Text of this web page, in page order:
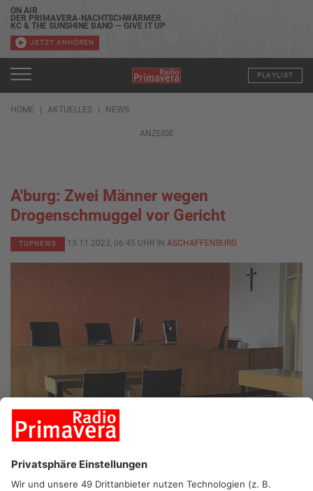
ON AIR
DER PRIMAVERA-NACHTSCHWÄRMER
KC & THE SUNSHINE BAND — GIVE IT UP
JETZT ANHÖREN
PLAYLIST
HOME AKTUELLES NEWS
ANZEIGE
A'burg: Zwei Männer wegen
Drogenschmuggel vor Gericht
TOPNEWS 13.11.2023, 06:45 UHR IN ASCHAFFENBURG